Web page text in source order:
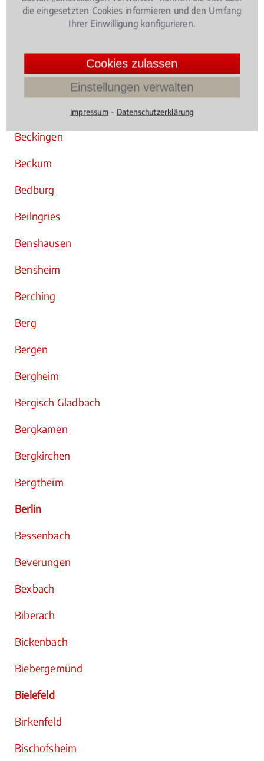
Barmstedt
Bastheim
Beckingen
Beckum
Bedburg
Beilngries
Benshausen
Bensheim
Berching
Berg
Bergen
Bergheim
Bergisch Gladbach
Bergkamen
Bergkirchen
Bergtheim
Berlin
Bessenbach
Beverungen
Bexbach
Biberach
Bickenbach
Biebergemünd
Bielefeld
Birkenfeld
Bischofsheim
die eingesetzten Cookies informieren und den Umfang
Ihrer Einwilligung konfigurieren.
Cookies zulassen
Einstellungen verwalten
Impressum ⁃ Datenschutzerklärung